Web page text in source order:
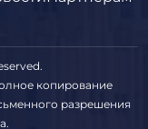
копирование
разрешения